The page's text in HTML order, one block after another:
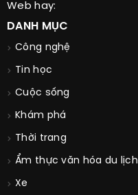
Web hay:
DANH MỤC
Công nghệ
Tin học
Cuộc sống
Khám phá
Thời trang
Ẩm thực văn hóa du lịch
Xe